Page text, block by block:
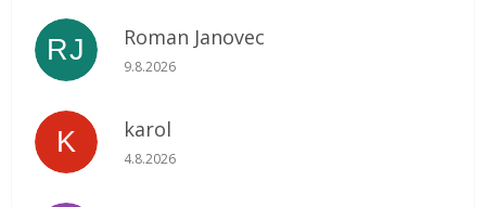
RJ Roman Janovec
Hodnotenie obchodu je 5 z 5 hviezdičiek.
9.8.2026
K karol
Hodnotenie obchodu je 5 z 5 hviezdičiek.
4.8.2026